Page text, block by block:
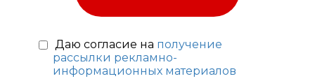
Даю согласие на получение
рассылки рекламно-
информационных материалов